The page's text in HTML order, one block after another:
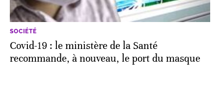
SOCIÉTÉ
Covid-19 : le ministère de la Santé
recommande, à nouveau, le port du masque